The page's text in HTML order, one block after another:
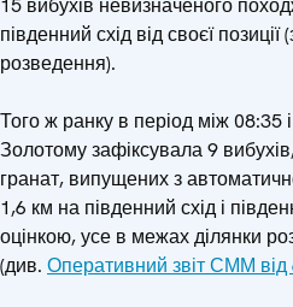
15 вибухів невизначеного
південний схід від своєї
розведення).
Того ж ранку в період між
Золотому зафіксувала 9
гранат, випущених з
1,6 км на південний схід і
оцінкою, усе в межах ділянки
(див. Оперативний звіт СММ